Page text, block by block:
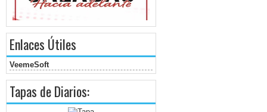
Enlaces Útiles
VeemeSoft
Tapas de Diarios: